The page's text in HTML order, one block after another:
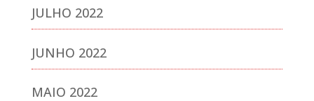
JULHO 2022
JUNHO 2022
MAIO 2022